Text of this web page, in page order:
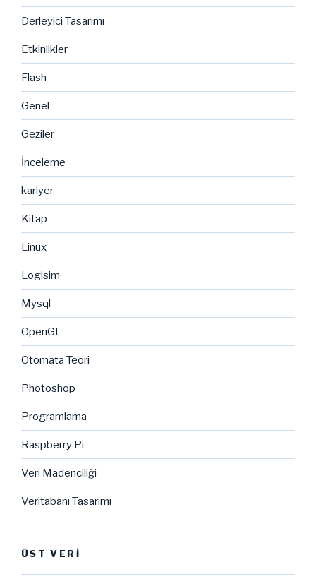
Derleyici Tasarımı
Etkinlikler
Flash
Genel
Geziler
İnceleme
kariyer
Kitap
Linux
Logisim
Mysql
OpenGL
Otomata Teori
Photoshop
Programlama
Raspberry Pi
Veri Madenciliği
Veritabanı Tasarımı
ÜST VERI